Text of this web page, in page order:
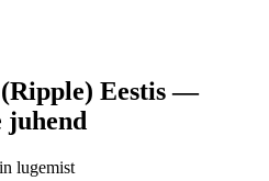
Eestis —
juhend
lugemist